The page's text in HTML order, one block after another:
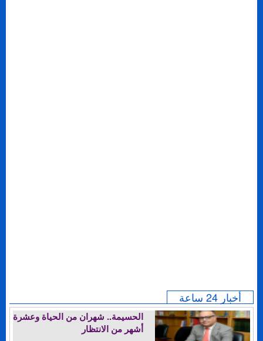
أخبار 24 ساعة
الحسيمة.. شهران من الحياة وعشرة
أشهر من الانتظار